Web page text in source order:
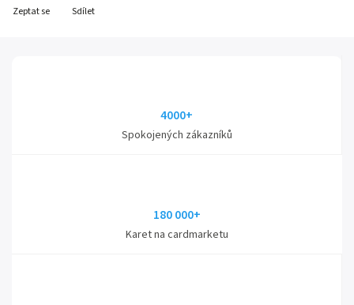
Zeptat se Sdílet
4000+
Spokojených zákazníků
180 000+
Karet na cardmarketu